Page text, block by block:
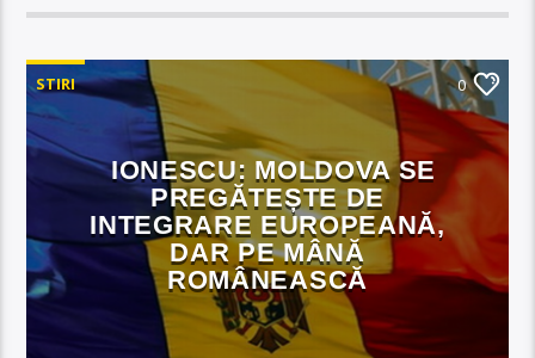
STIRI 0
IONESCU: MOLDOVA SE
PREGĂTEȘTE DE
INTEGRARE EUROPEANĂ,
DAR PE MÂNĂ
ROMÂNEASCĂ